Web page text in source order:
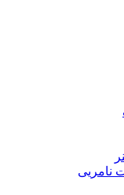
نامریی